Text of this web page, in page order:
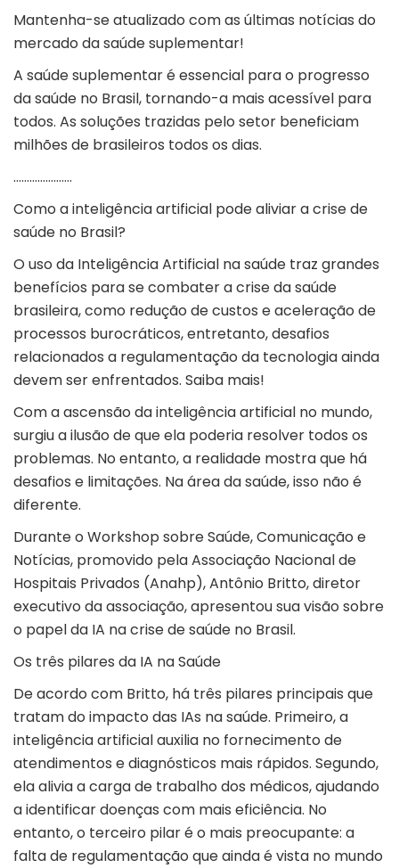
Mantenha-se atualizado com as últimas notícias do
mercado da saúde suplementar!
A saúde suplementar é essencial para o progresso
da saúde no Brasil, tornando-a mais acessível para
todos. As soluções trazidas pelo setor beneficiam
milhões de brasileiros todos os dias.
………………….
Como a inteligência artificial pode aliviar a crise de
saúde no Brasil?
O uso da Inteligência Artificial na saúde traz grandes
benefícios para se combater a crise da saúde
brasileira, como redução de custos e aceleração de
processos burocráticos, entretanto, desafios
relacionados a regulamentação da tecnologia ainda
devem ser enfrentados. Saiba mais!
Com a ascensão da inteligência artificial no mundo,
surgiu a ilusão de que ela poderia resolver todos os
problemas. No entanto, a realidade mostra que há
desafios e limitações. Na área da saúde, isso não é
diferente.
Durante o Workshop sobre Saúde, Comunicação e
Notícias, promovido pelaAssociação Nacional de
Hospitais Privados (Anahp), Antônio Britto, diretor
executivo da associação, apresentou sua visão sobre
o papel da IA nacrise de saúde no Brasil.
Os três pilares da IA na Saúde
De acordo com Britto, há três pilares principais que
tratam do impacto das IAs na saúde. Primeiro, a
inteligência artificial auxilia no fornecimento de
atendimentos e diagnósticos mais rápidos. Segundo,
ela alivia a carga de trabalho dos médicos, ajudando
a identificar doenças com mais eficiência. No
entanto, o terceiro pilar é o mais preocupante: a
falta de regulamentação que ainda é vista no mundo